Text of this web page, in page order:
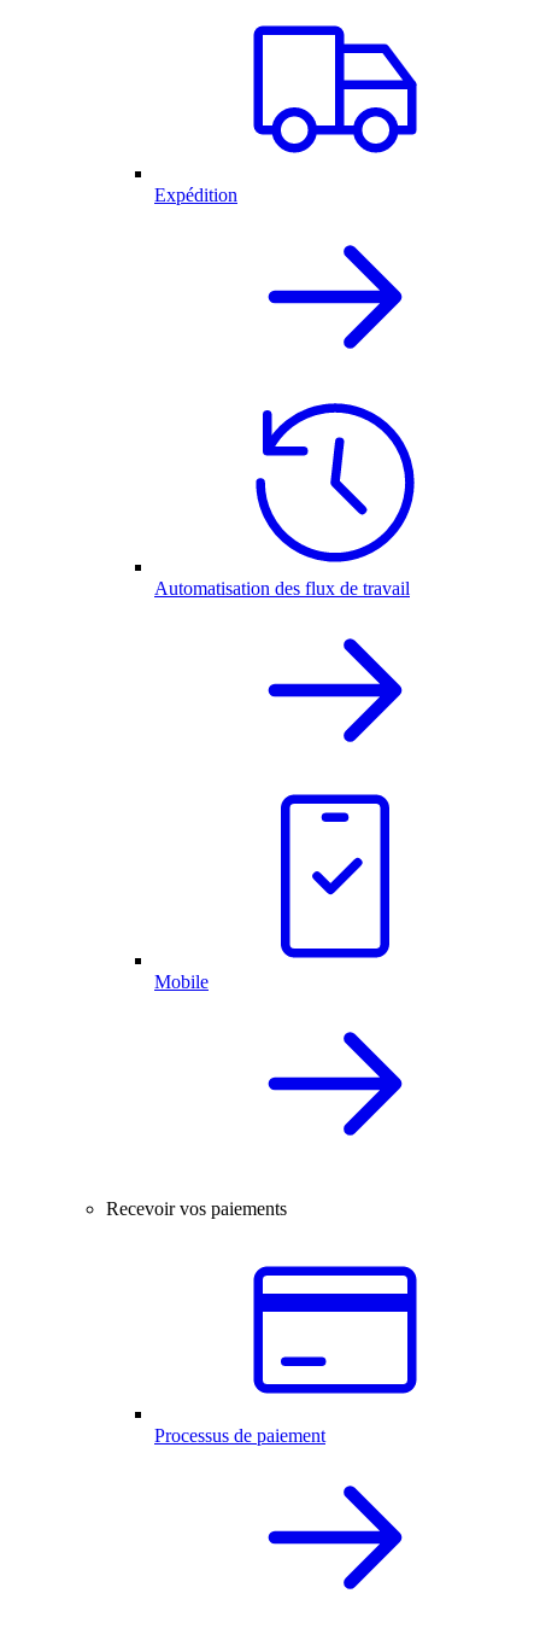
Expédition
Automatisation des flux de travail
Mobile
Recevoir vos paiements
Processus de paiement